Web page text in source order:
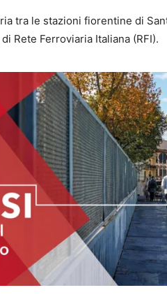
tra le stazioni fiorentine di
Rete Ferroviaria Italiana (RFI).